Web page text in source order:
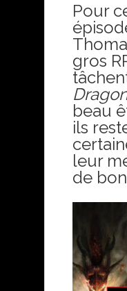
Pour
gros
beau
ils
leur
de